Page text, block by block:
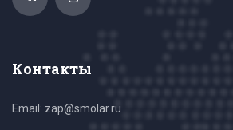
Контакты
Email: zap@smolar.ru